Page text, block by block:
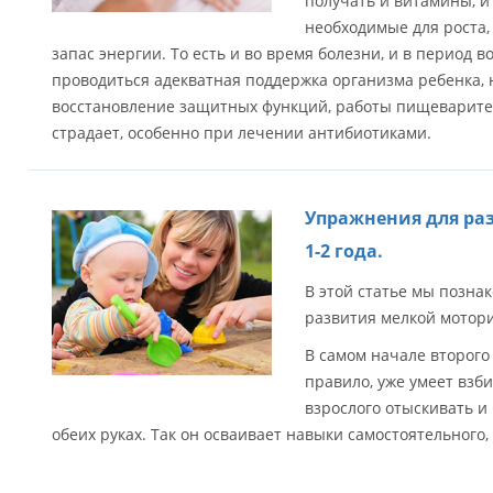
необходимые для
запас энергии. То есть и во время болезни, и в период
проводиться адекватная поддержка организма
восстановление защитных функций, работы
страдает, особенно при лечении антибиотиками.
Упражнения для
1-2 года.
В этой статье мы
развития мелкой
В самом начале
правило, уже умеет
взрослого отыскивать
обеих руках. Так он осваивает навыки